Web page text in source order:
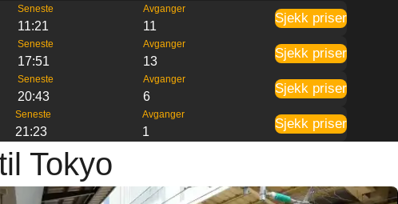
Seneste
11:21
Avganger
11
Sjekk priser
Seneste
17:51
Avganger
13
Sjekk priser
Seneste
20:43
Avganger
6
Sjekk priser
Seneste
21:23
Avganger
1
Sjekk priser
Tokyo